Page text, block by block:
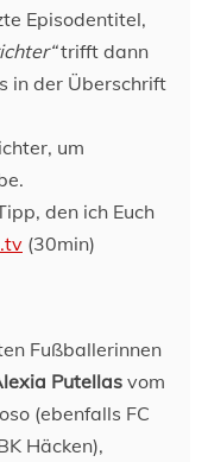
Episodentitel,
trifft dann
in der Überschrift
um
den ich Euch
(30min)
Fußballerinnen
Putellas vom
(ebenfalls FC
Häcken),